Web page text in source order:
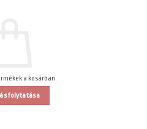
a kosárban.
folytatása